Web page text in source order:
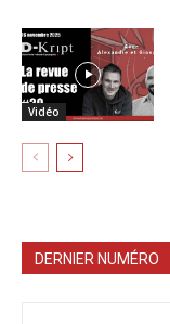
Vidéo
DERNIER NUMÉRO